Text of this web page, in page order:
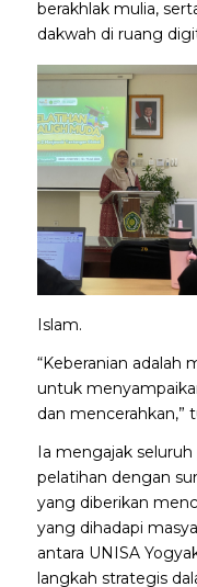
berakhlak mulia,
dakwah di ruang
Islam.
“Keberanian adalah
untuk
dan mencerahkan,”
Ia mengajak
pelatihan dengan
yang diberikan
yang dihadapi
antara UNISA
langkah strategis